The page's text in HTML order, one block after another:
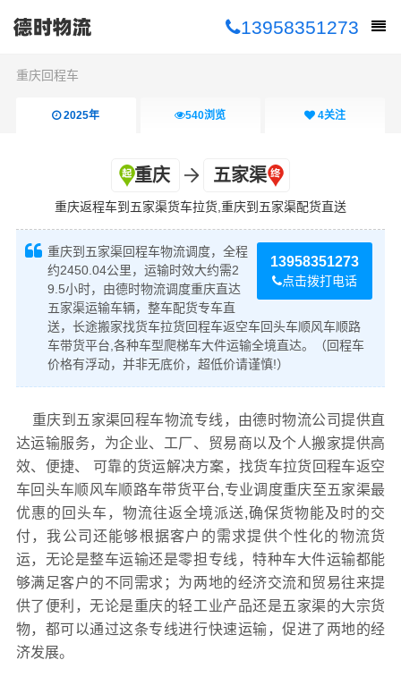
13958351273
重庆回程车
2025年 540浏览 4关注
重庆 五家渠
重庆返程车到五家渠货车拉货,重庆到五家渠配货直送
13958351273
点击拨打电话
重庆到五家渠回程车物流调度，全程
约2450.04公里，运输时效大约需2
9.5小时，由德时物流调度重庆直达
五家渠运输车辆，整车配货专车直
送，长途搬家找货车拉货回程车返空车回头车顺风车顺路
车带货平台,各种车型爬梯车大件运输全境直达。（回程车
价格有浮动，并非无底价，超低价请谨慎!）
重庆到五家渠回程车物流专线，由德时物流公司提供直
达运输服务，为企业、工厂、贸易商以及个人搬家提供高
效、便捷、 可靠的货运解决方案，找货车拉货回程车返空
车回头车顺风车顺路车带货平台,专业调度重庆至五家渠最
优惠的回头车，物流往返全境派送,确保货物能及时的交
付，我公司还能够根据客户的需求提供个性化的物流货
运，无论是整车运输还是零担专线，特种车大件运输都能
够满足客户的不同需求；为两地的经济交流和贸易往来提
供了便利，无论是重庆的轻工业产品还是五家渠的大宗货
物，都可以通过这条专线进行快速运输，促进了两地的经
济发展。